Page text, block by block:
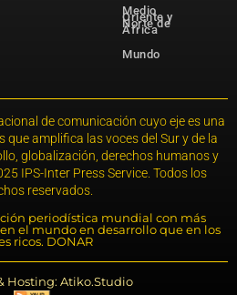
Medio
Oriente y
Norte de
África
Mundo
de comunicación cuyo eje es una
amplifica las voces del Sur y de la
globalización, derechos humanos y
IPS-Inter Press Service. Todos los
reservados.
periodística mundial con más
el mundo en desarrollo que en los
ricos. DONAR
Hosting: Atiko.Studio